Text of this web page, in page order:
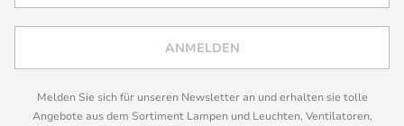
ANMELDEN
Melden Sie sich für unseren Newsletter an und erhalten sie tolle
Angebote aus dem Sortiment Lampen und Leuchten, Ventilatoren,